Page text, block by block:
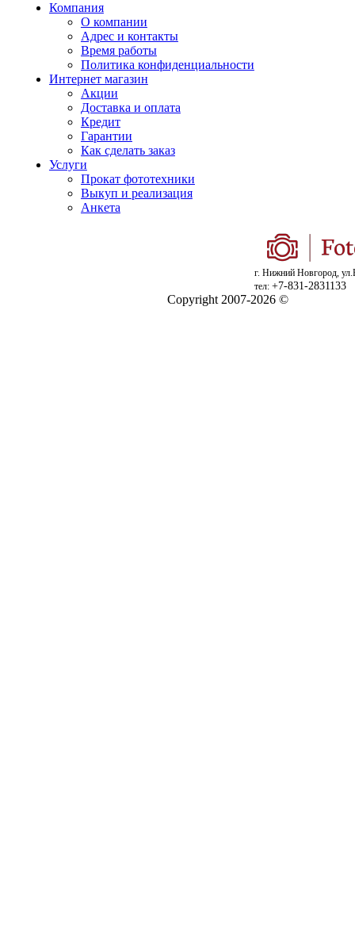
Компания
О компании
Адрес и контакты
Время работы
Политика конфиденциальности
Интернет магазин
Акции
Доставка и оплата
Кредит
Гарантии
Как сделать заказ
Услуги
Прокат фототехники
Выкуп и реализация
Анкета
г. Нижний Новгород,
тел: +7-831-2831133
Copyright 2007-2026 ©